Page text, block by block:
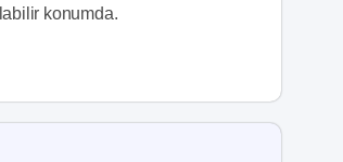
konumda.